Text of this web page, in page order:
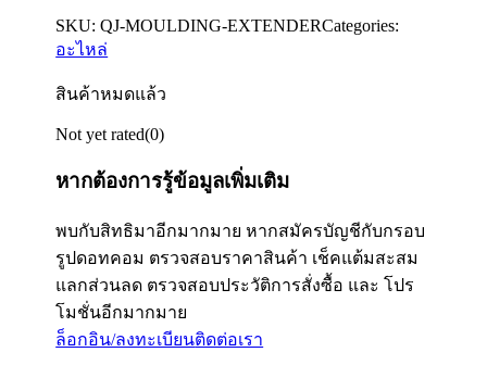
SKU:QJ-MOULDING-EXTENDERCategories:
อะไหล่
สินค้าหมดแล้ว
Not yet rated(0)
หากต้องการรู้ข้อมูลเพิ่มเติม
พบกับสิทธิมาอีกมากมาย หากสมัครบัญชีกับกรอบ
รูปดอทคอม ตรวจสอบราคาสินค้า เช็คแต้มสะสม
แลกส่วนลด ตรวจสอบประวัติการสั่งซื้อ และ โปร
โมชั่นอีกมากมาย
ล็อกอิน/ลงทะเบียนติดต่อเรา